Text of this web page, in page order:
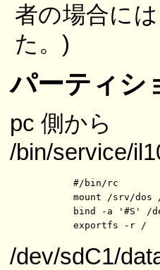
者の場合に
た。)
パーティシ
pc 側から
/bin/service/
	#/bin/rc
	mount /srv/dos /n/d: /dev/sdC1
	exportfs -r /
/dev/sdC1/